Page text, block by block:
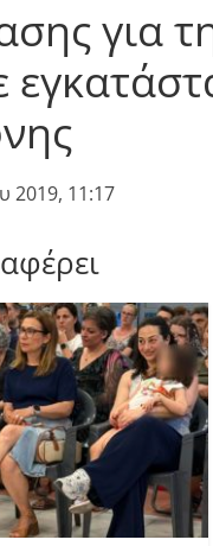
για
2019, 11:17